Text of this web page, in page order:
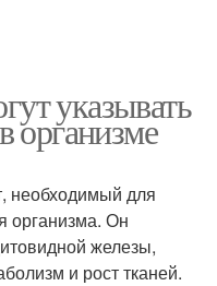
указывать
организме
необходимый для
организма. Он
железы,
и рост тканей.